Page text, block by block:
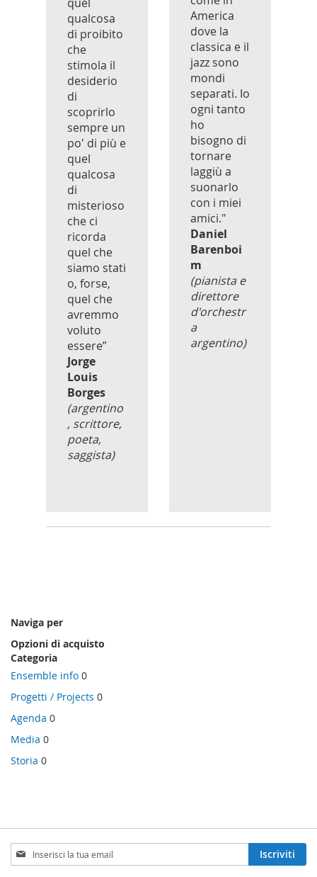
qualcosa
di proibito
che
stimola il
desiderio
di
scoprirlo
sempre un
po' di più e
quel
qualcosa
di
misterioso
che ci
ricorda
quel che
siamo stati
o, forse,
quel che
avremmo
voluto
essere”
Jorge
Louis
Borges
(argentino
, scrittore,
poeta,
saggista)
America
dove la
classica e il
jazz sono
mondi
separati. Io
ogni tanto
ho
bisogno di
tornare
laggiù a
suonarlo
con i miei
amici."
Daniel
Barenboi
m
(pianista e
direttore
d'orchestr
a
argentino)
Naviga per
Opzioni di acquisto
Categoria
Ensemble info 0
Progetti / Projects 0
Agenda 0
Media 0
Storia 0
Iscriviti
alla
Iscriviti